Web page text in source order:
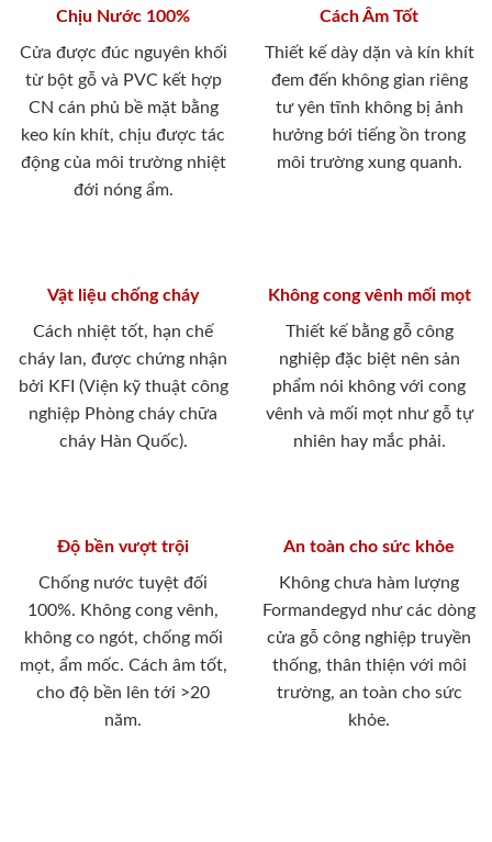
Chịu Nước 100%
Cửa được đúc nguyên khối
từ bột gỗ và PVC kết hợp
CN cán phủ bề mặt bằng
keo kín khít, chịu được tác
động của môi trường nhiệt
đới nóng ẩm.
Cách Âm Tốt
Thiết kế dày dặn và kín khít
đem đến không gian riêng
tư yên tĩnh không bị ảnh
hưởng bới tiếng ồn trong
môi trường xung quanh.
Vật liệu chống cháy
Cách nhiệt tốt, hạn chế
cháy lan, được chứng nhận
bởi KFI (Viện kỹ thuật công
nghiệp Phòng cháy chữa
cháy Hàn Quốc).
Không cong vênh mối mọt
Thiết kế bằng gỗ công
nghiệp đặc biệt nên sản
phẩm nói không với cong
vênh và mối mọt như gỗ tự
nhiên hay mắc phải.
Độ bền vượt trội
Chống nước tuyệt đối
100%. Không cong vênh,
không co ngót, chống mối
mọt, ẩm mốc. Cách âm tốt,
cho độ bền lên tới >20
năm.
An toàn cho sức khỏe
Không chưa hàm lượng
Formandegyd như các dòng
cửa gỗ công nghiệp truyền
thống, thân thiện với môi
trường, an toàn cho sức
khỏe.